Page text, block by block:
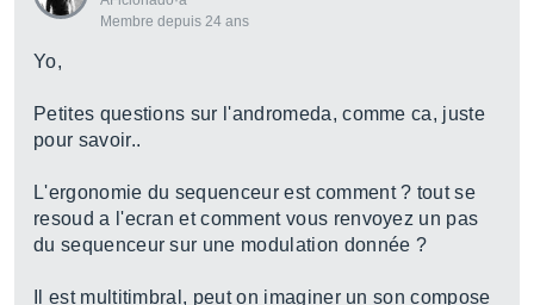
Membre depuis 24 ans
Yo,
Petites questions sur l'andromeda, comme ca, juste
pour savoir..
L'ergonomie du sequenceur est comment ? tout se
resoud a l'ecran et comment vous renvoyez un pas
du sequenceur sur une modulation donnée ?
Il est multitimbral, peut on imaginer un son compose